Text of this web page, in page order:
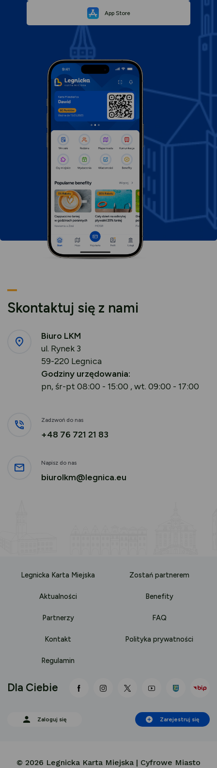
w
App StoreLink
się
w
nowej
karcie
Skontaktuj się z nami
Biuro LKM
ul. Rynek 3
59-220 Legnica
Godziny urzędowania:
pn, śr-pt 08:00 - 15:00 , wt. 09:00 - 17:00
Zadzwoń do nas
+48 76 721 21 83
Napisz do nas
biurolkm@legnica.eu
Legnicka Karta Miejska Zostań partnerem
Aktualności Benefity
Partnerzy FAQ
Kontakt Polityka prywatności
Regulamin
link otwiera się nowej karcie
link otwiera się nowej karcie
link otwiera się
link otwiera się
Dla Ciebie
Zaloguj się Zarejestruj się
© 2026 Legnicka Karta Miejska | Cyfrowe Miasto